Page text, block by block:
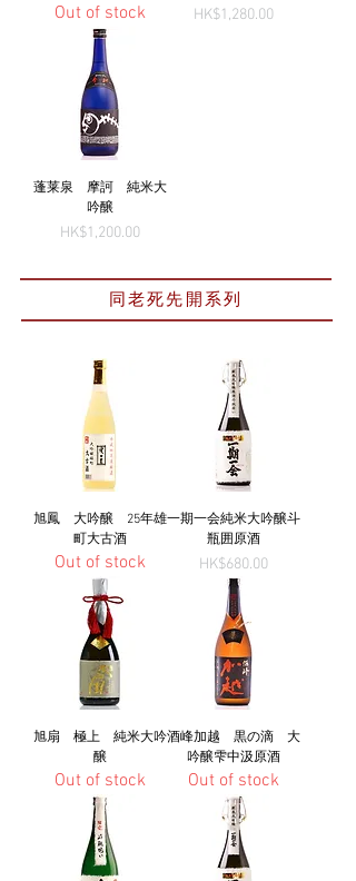
Out of stock Price
HK$1,280.00
蓬莱泉 摩訶 純米大
吟醸
Price
HK$1,200.00
同老死先開系列
旭鳳 大吟醸 25年雄
町大古酒
Out of stock
一期一会純米大吟醸斗
瓶囲原酒
Price
HK$680.00
旭扇 極上 純米大吟
醸
Out of stock
酒峰加越 黒の滴 大
吟醸雫中汲原酒
Out of stock